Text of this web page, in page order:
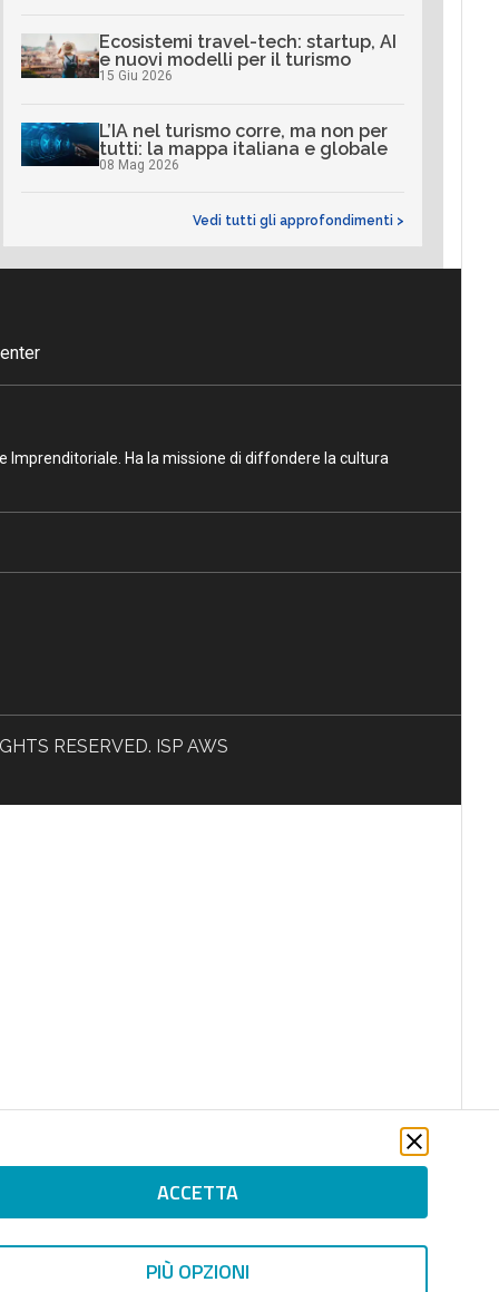
Ecosistemi travel-tech: startup, AI
e nuovi modelli per il turismo
15 Giu 2026
L’IA nel turismo corre, ma non per
tutti: la mappa italiana e globale
08 Mag 2026
Vedi tutti gli approfondimenti >
ACCETTA
PIÙ OPZIONI
Imprenditoriale. Ha la missione di diffondere la cultura
RESERVED. ISP AWS